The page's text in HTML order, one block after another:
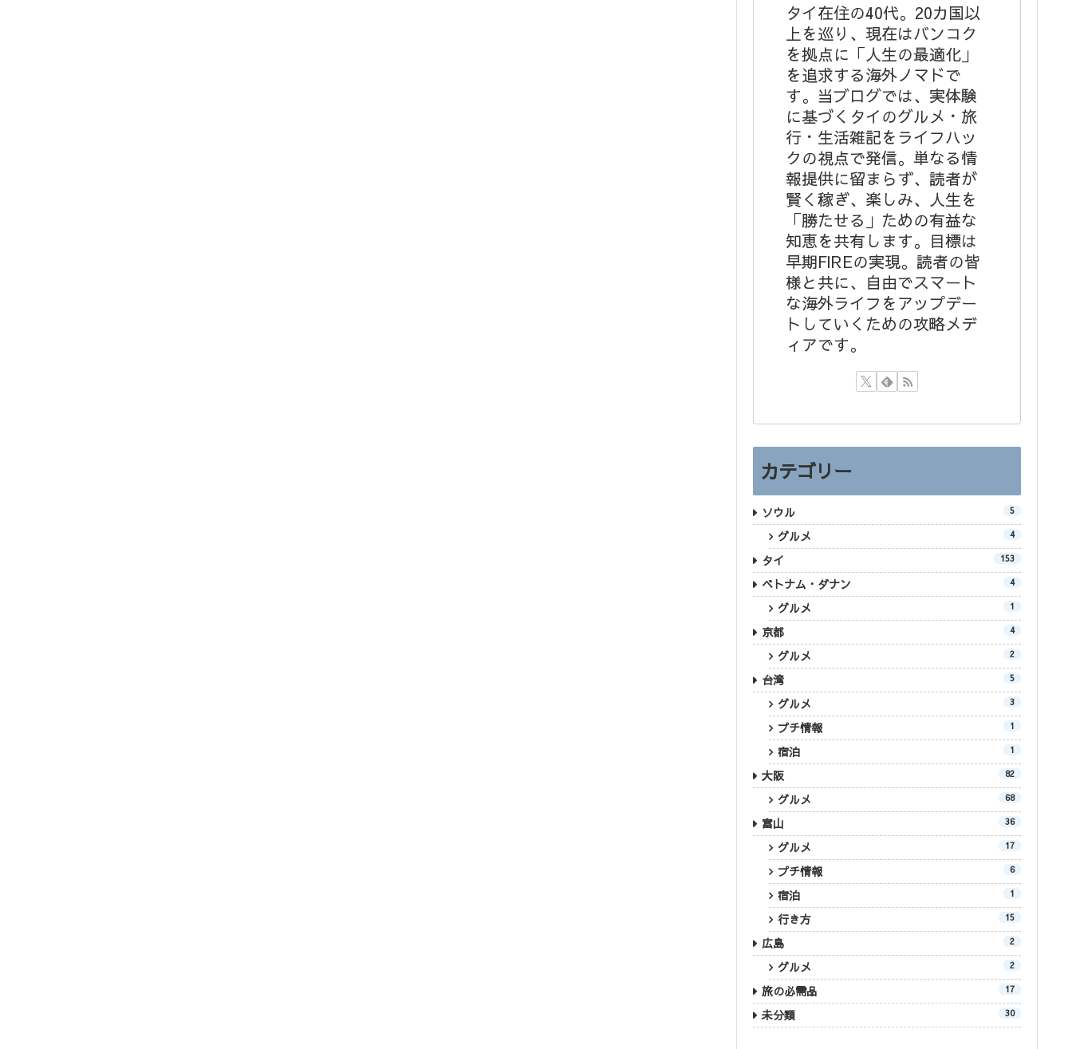
タイ在住の40代。20カ国以
上を巡り、現在はバンコク
を拠点に「人生の最適化」
を追求する海外ノマドで
す。当ブログでは、実体験
に基づくタイのグルメ・旅
行・生活雑記をライフハッ
クの視点で発信。単なる情
報提供に留まらず、読者が
賢く稼ぎ、楽しみ、人生を
「勝たせる」ための有益な
知恵を共有します。目標は
早期FIREの実現。読者の皆
様と共に、自由でスマート
な海外ライフをアップデー
トしていくための攻略メデ
ィアです。
カテゴリー
ソウル 5
グルメ 4
タイ 153
ベトナム・ダナン 4
グルメ 1
京都 4
グルメ 2
台湾 5
グルメ 3
プチ情報 1
宿泊 1
大阪 82
グルメ 68
富山 36
グルメ 17
プチ情報 6
宿泊 1
行き方 15
広島 2
グルメ 2
旅の必需品 17
未分類 30